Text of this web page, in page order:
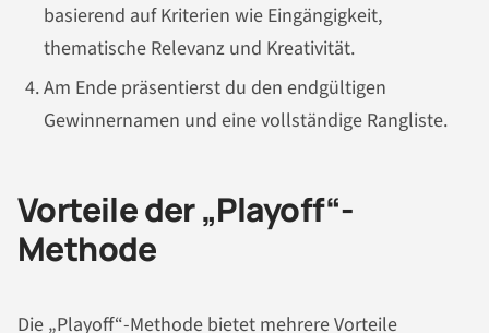
basierend auf Kriterien wie Eingängigkeit,
thematische Relevanz und Kreativität.
Am Ende präsentierst du den endgültigen
Gewinnernamen und eine vollständige Rangliste.
Vorteile der „Playoff“-
Methode
Die „Playoff“-Methode bietet mehrere Vorteile